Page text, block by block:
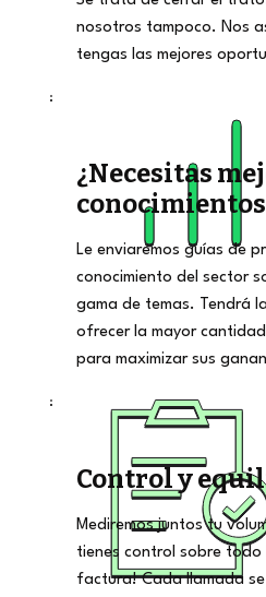
nosotros tampoco. Nos
tengas las mejores
¿Necesitas
Le enviaremos guías de
conocimiento del sector
gama de temas. Tendrá
ofrecer la mayor
para maximizar sus
Control y
Mediremos juntos tu
tienes control sobre todo
factura! Cada llamada